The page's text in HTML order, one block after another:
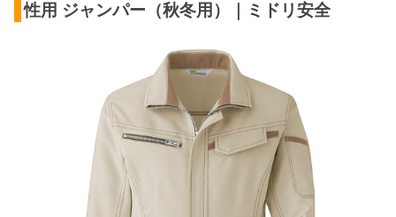
性用 ジャンパー（秋冬用）｜ミドリ安全